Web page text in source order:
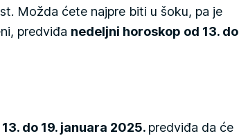
Možda ćete najpre biti u šoku, pa je
predviđa nedeljni horoskop od 13. do
do 19. januara 2025. predviđa da će